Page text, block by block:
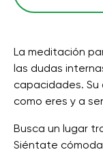
La meditación
las dudas
capacidades.
como eres y a
Busca un lugar
Siéntate